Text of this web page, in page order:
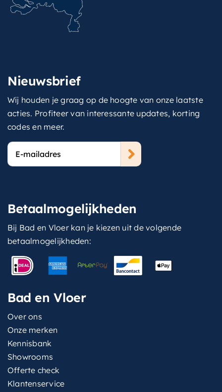
Nieuwsbrief
Wij houden je graag op de hoogte van onze laatste
acties. Profiteer van interessante updates, korting
codes en meer.
E-
mailadres
Betaalmogelijkheden
Bij Bad en Vloer kan je kiezen uit de volgende
betaalmogelijkheden:
Bad en Vloer
Over ons
Onze merken
Kennisbank
Showrooms
Offerte check
Klantenservice